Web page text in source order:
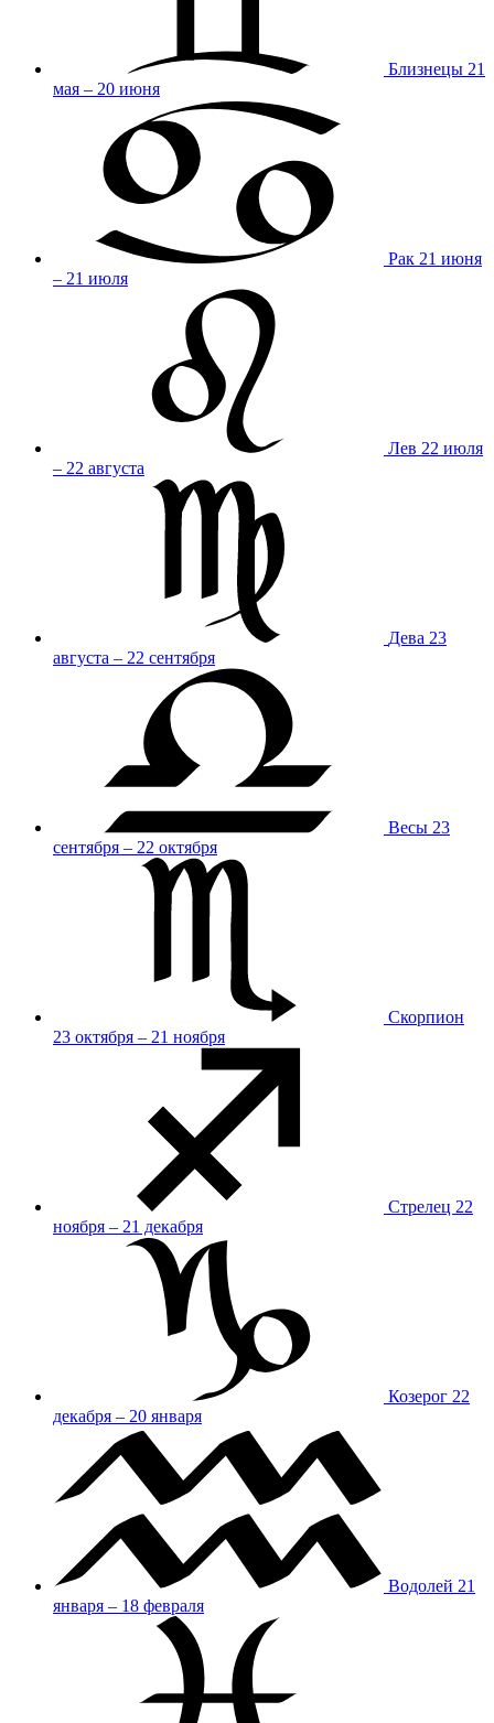
Близнецы 21
мая – 20 июня
Рак 21 июня
– 21 июля
Лев 22 июля
– 22 августа
Дева 23
августа – 22 сентября
Весы 23
сентября – 22 октября
Скорпион
23 октября – 21 ноября
Стрелец 22
ноября – 21 декабря
Козерог 22
декабря – 20 января
Водолей 21
января – 18 февраля